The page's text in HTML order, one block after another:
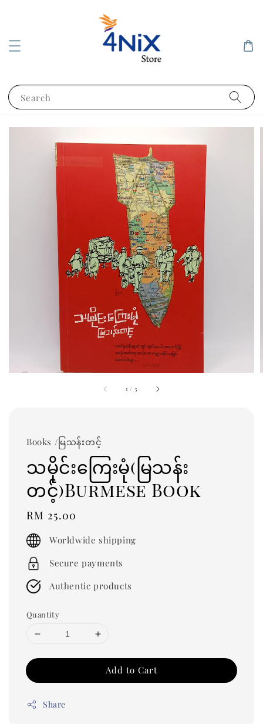
Search
1 / 3
Books /မြသန်းတင့်
သမိုင်းကြေးမုံ(မြသန်း
တင့်)Burmese Book
Regular
price
RM 25.00
Worldwide shipping
Secure payments
Authentic products
Quantity
Add to Cart
Share